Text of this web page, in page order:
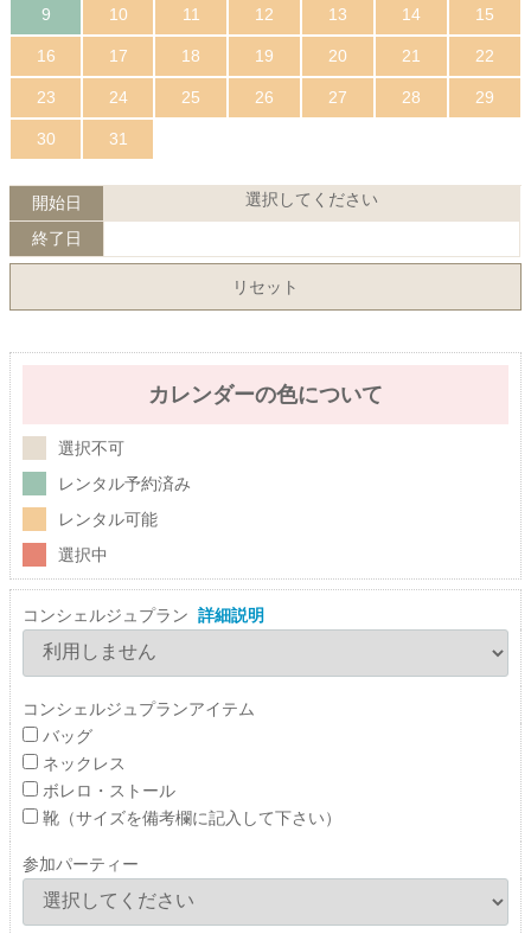
9 10 11 12 13 14 15
16 17 18 19 20 21 22
23 24 25 26 27 28 29
30 31
開始日 選択してください
終了日
リセット
カレンダーの色について
選択不可
レンタル予約済み
レンタル可能
選択中
コンシェルジュプラン 詳細説明
コンシェルジュプランアイテム
バッグ
ネックレス
ボレロ・ストール
靴（サイズを備考欄に記入して下さい）
参加パーティー